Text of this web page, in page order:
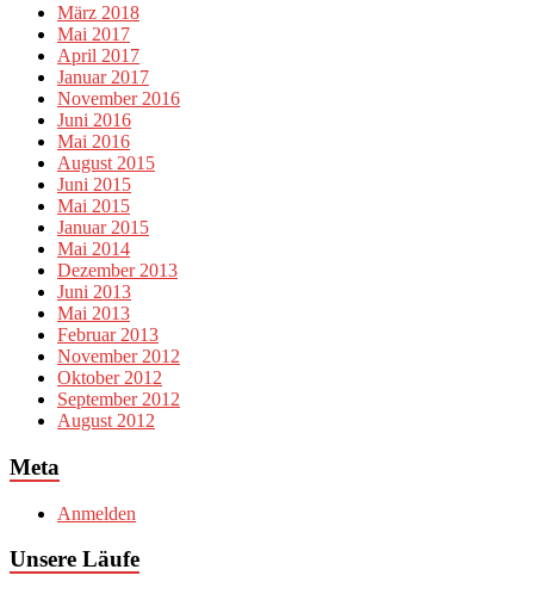
März 2018
Mai 2017
April 2017
Januar 2017
November 2016
Juni 2016
Mai 2016
August 2015
Juni 2015
Mai 2015
Januar 2015
Mai 2014
Dezember 2013
Juni 2013
Mai 2013
Februar 2013
November 2012
Oktober 2012
September 2012
August 2012
Meta
Anmelden
Unsere Läufe